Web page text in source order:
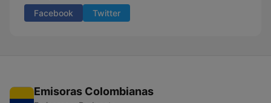
Facebook Twitter
Emisoras Colombianas